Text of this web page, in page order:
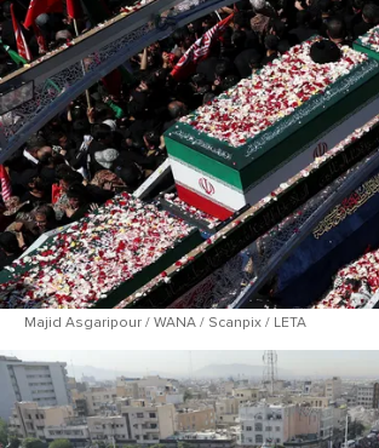
Majid Asgaripour / WANA / Scanpix / LETA